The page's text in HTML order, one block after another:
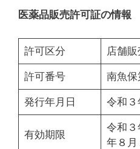
医薬品販売許可証の情報
許可区分 店舗
許可番号 南魚
発行年月日 令和３
有効期限
令和３
年８